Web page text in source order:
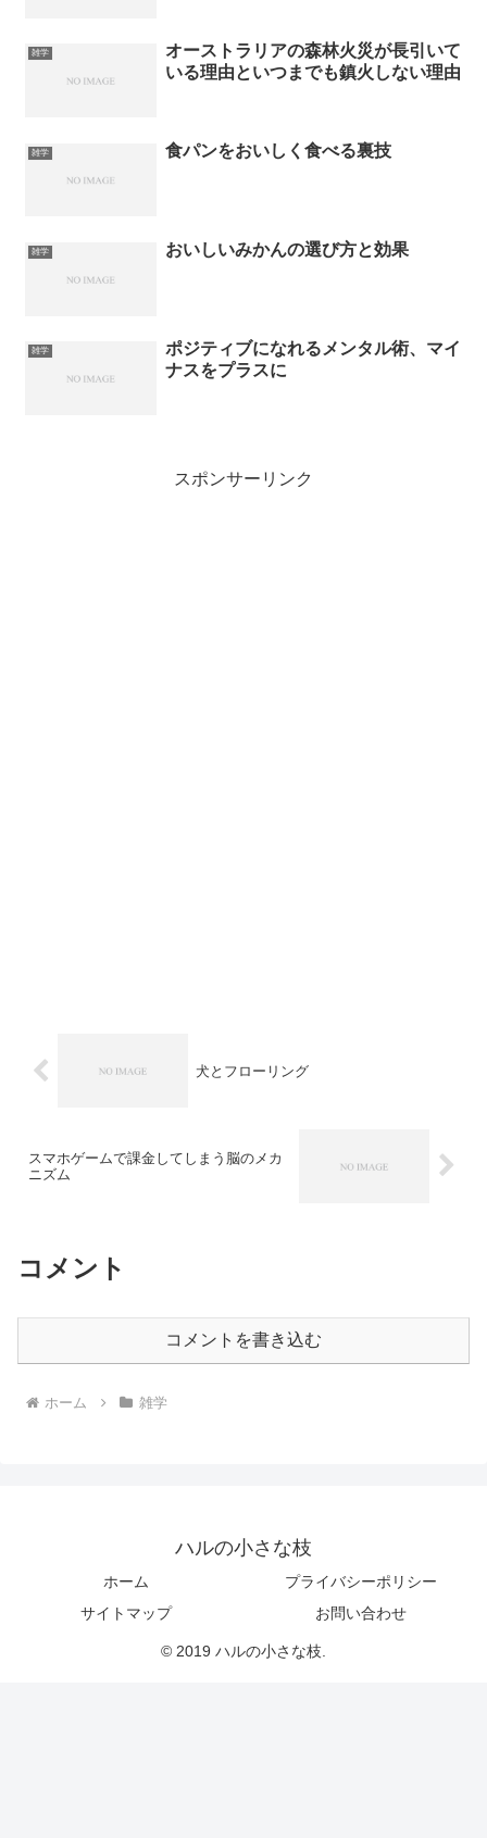
雑学
オーストラリアの森林火災が長引いて
いる理由といつまでも鎮火しない理由
雑学 食パンをおいしく食べる裏技
雑学 おいしいみかんの選び方と効果
雑学
ポジティブになれるメンタル術、マイ
ナスをプラスに
スポンサーリンク
犬とフローリング
スマホゲームで課金してしまう脳のメカ
ニズム
コメント
コメントを書き込む
ホーム 雑学
ハルの小さな枝
ホーム
プライバシーポリシー
サイトマップ
お問い合わせ
© 2019 ハルの小さな枝.